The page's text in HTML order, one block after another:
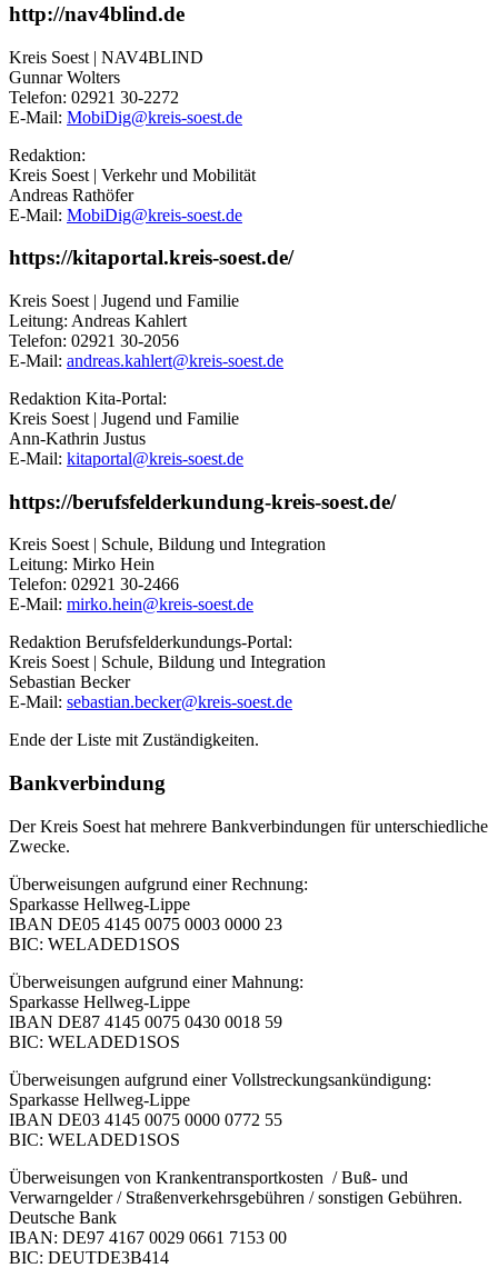
http://nav4blind.de
Kreis Soest | NAV4BLIND
Gunnar Wolters
Telefon: 02921 30-2272
E-Mail: MobiDig@​kreis-soest.de
Redaktion:
Kreis Soest | Verkehr und Mobilität
Andreas Rathöfer
E-Mail: MobiDig@​kreis-soest.de
https://kitaportal.kreis-soest.de/
Kreis Soest | Jugend und Familie
Leitung: Andreas Kahlert
Telefon: 02921 30-2056
E-Mail: andreas.kahlert@​kreis-soest.de
Redaktion Kita-Portal:
Kreis Soest | Jugend und Familie
Ann-Kathrin Justus
E-Mail: kitaportal@​kreis-soest.de
https://berufsfelderkundung-kreis-soest.de/
Kreis Soest | Schule, Bildung und Integration
Leitung: Mirko Hein
Telefon: 02921 30-2466
E-Mail: mirko.hein@​kreis-soest.de
Redaktion Berufsfelderkundungs-Portal:
Kreis Soest | Schule, Bildung und Integration
Sebastian Becker
E-Mail: sebastian.becker@​kreis-soest.de
Ende der Liste mit Zuständigkeiten.
Bankverbindung
Der Kreis Soest hat mehrere Bankverbindungen für unterschiedliche
Zwecke.
Überweisungen aufgrund einer Rechnung:
Sparkasse Hellweg-Lippe
IBAN DE05 4145 0075 0003 0000 23
BIC: WELADED1SOS
Überweisungen aufgrund einer Mahnung:
Sparkasse Hellweg-Lippe
IBAN DE87 4145 0075 0430 0018 59
BIC: WELADED1SOS
Überweisungen aufgrund einer Vollstreckungsankündigung:
Sparkasse Hellweg-Lippe
IBAN DE03 4145 0075 0000 0772 55
BIC: WELADED1SOS
Überweisungen von Krankentransportkosten / Buß- und
Verwarngelder / Straßenverkehrsgebühren / sonstigen Gebühren.
Deutsche Bank
IBAN: DE97 4167 0029 0661 7153 00
BIC: DEUTDE3B414